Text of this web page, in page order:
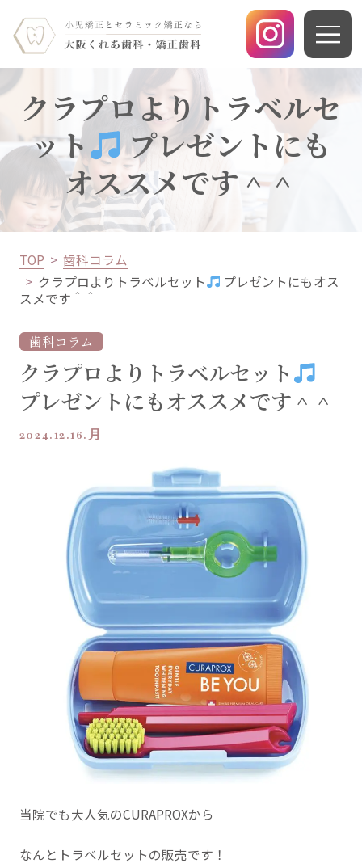
クラプロよりトラベルセ
ット
プレゼントにも
オススメです＾＾
TOP
歯科コラム
クラプロよりトラベルセット
プレゼントにもオス
スメです＾＾
歯科コラム
クラプロよりトラベルセット
プレゼントにもオススメです＾＾
2024.12.16.月
当院でも大人気のCURAPROXから
なんとトラベルセットの販売です！